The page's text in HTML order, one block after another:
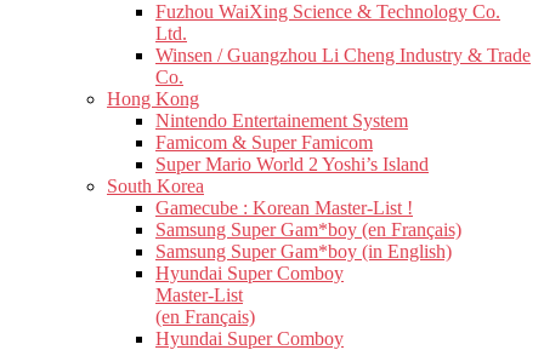
Fuzhou WaiXing Science & Technology Co.
Ltd.
Winsen / Guangzhou Li Cheng Industry & Trade
Co.
Hong Kong
Nintendo Entertainement System
Famicom & Super Famicom
Super Mario World 2 Yoshi’s Island
South Korea
Gamecube : Korean Master-List !
Samsung Super Gam*boy (en Français)
Samsung Super Gam*boy (in English)
Hyundai Super Comboy
Master-List
(en Français)
Hyundai Super Comboy